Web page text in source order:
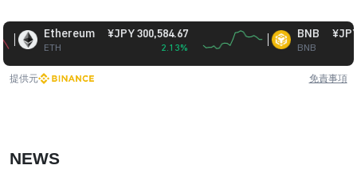
Ethereum
ETH
¥JPY 300,584.67 BNB
BNB
¥JPY
提供元 免責事項
NEWS